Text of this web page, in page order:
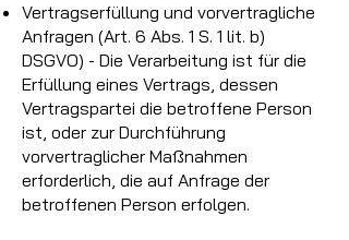
Vertragserfüllung und vorvertragliche
Anfragen (Art. 6 Abs. 1 S. 1 lit. b)
DSGVO) - Die Verarbeitung ist für die
Erfüllung eines Vertrags, dessen
Vertragspartei die betroffene Person
ist, oder zur Durchführung
vorvertraglicher Maßnahmen
erforderlich, die auf Anfrage der
betroffenen Person erfolgen.